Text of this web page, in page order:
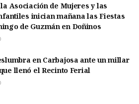
Asociación de Mujeres y las
inician mañana las Fiestas
de Guzmán en Doñinos
en Carbajosa ante un millar
llenó el Recinto Ferial